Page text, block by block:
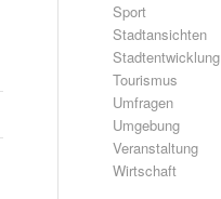
Sport
Stadtansichten
Stadtentwicklung
Tourismus
Umfragen
Umgebung
Veranstaltung
Wirtschaft